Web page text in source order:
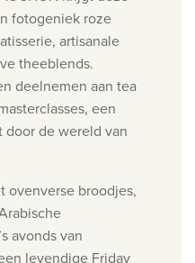
fotogeniek roze
artisanale
theeblends.
deelnemen aan tea
een
de wereld van
ovenverse broodjes,
avonds van
levendige Friday